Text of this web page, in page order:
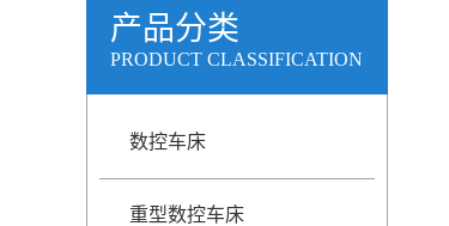
产品分类
PRODUCT CLASSIFICATION
数控车床
重型数控车床